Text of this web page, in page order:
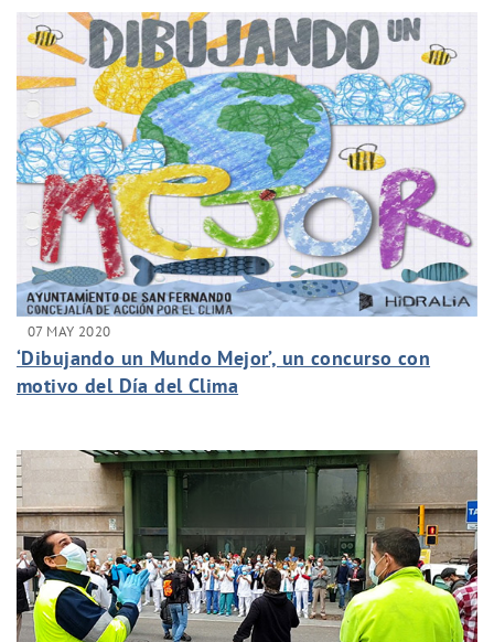
07 MAY 2020
‘Dibujando un Mundo Mejor’, un concurso con
motivo del Día del Clima